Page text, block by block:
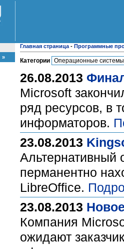
Главная страница - Программные
Категории
26.08.2013
Microsoft
ряд ресурсов, в
информаторов.
23.08.2013
Альтернативный
перманентно
LibreOffice.
23.08.2013
Компания
ожидают